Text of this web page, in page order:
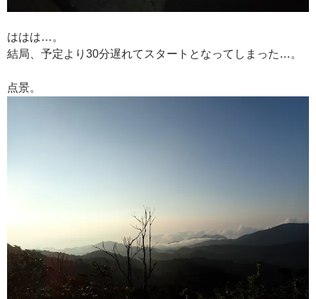
ははは…。
結局、予定より30分遅れてスタートとなってしまった…。
点景。